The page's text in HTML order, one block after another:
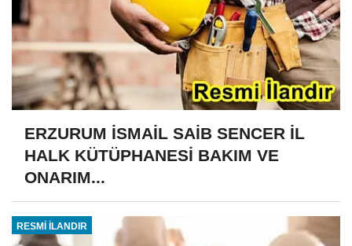
ERZURUM İSMAİL SAİB SENCER İL
HALK KÜTÜPHANESİ BAKIM VE
ONARIM...
RESMİ İLANDIR